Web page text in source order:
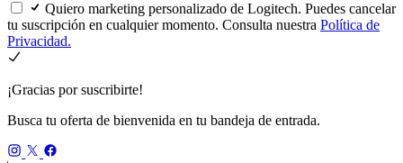
Quiero marketing personalizado de Logitech. Puedes cancelar
tu suscripción en cualquier momento. Consulta nuestra Política de
Privacidad.
¡Gracias por suscribirte!
Busca tu oferta de bienvenida en tu bandeja de entrada.